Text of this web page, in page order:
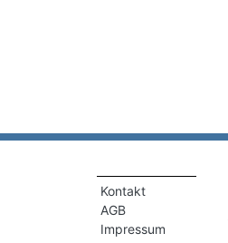
Kontakt
AGB
Impressum